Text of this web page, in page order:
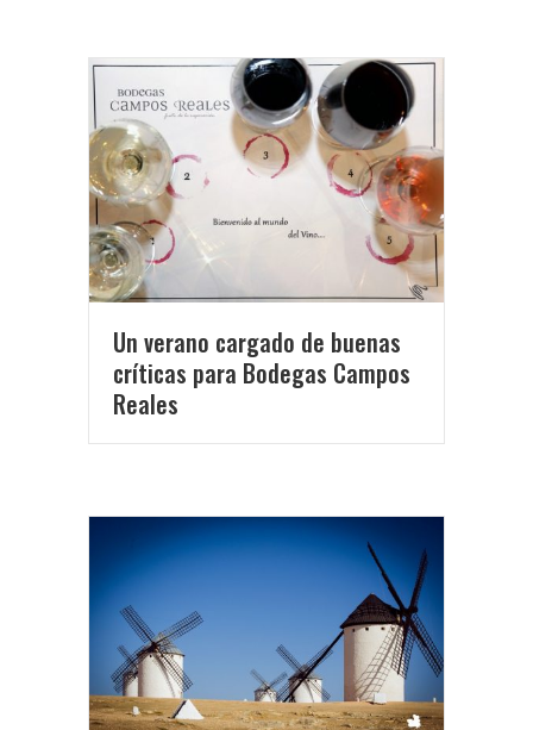
Un verano cargado de buenas
críticas para Bodegas Campos
Reales